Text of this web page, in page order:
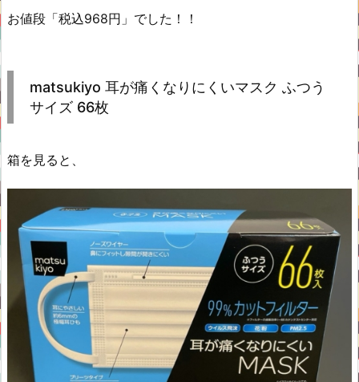
お値段「税込968円」でした！！
matsukiyo 耳が痛くなりにくいマスク ふつう
サイズ 66枚
箱を見ると、